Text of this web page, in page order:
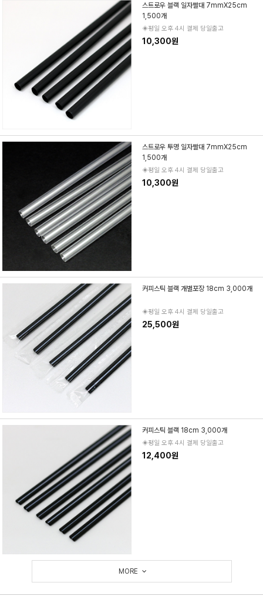
스트로우 블랙 일자빨대 7mmX25cm
1,500개
◈평일 오후 4시 결제 당일출고
10,300원
스트로우 투명 일자빨대 7mmX25cm
1,500개
◈평일 오후 4시 결제 당일출고
10,300원
커피스틱 블랙 개별포장 18cm 3,000개
◈평일 오후 4시 결제 당일출고
25,500원
커피스틱 블랙 18cm 3,000개
◈평일 오후 4시 결제 당일출고
12,400원
MORE